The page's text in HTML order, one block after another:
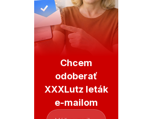
Chcem
odoberať
XXXLutz leták
e-mailom